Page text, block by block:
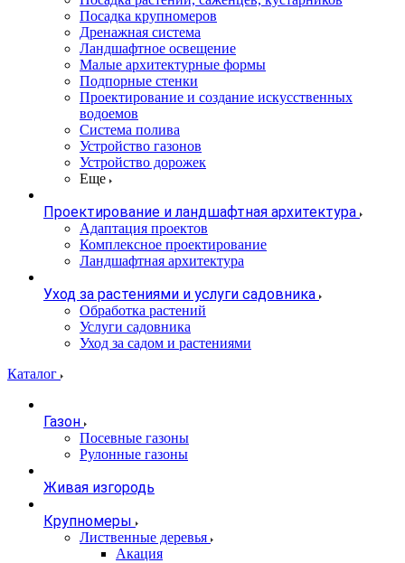
Посадка крупномеров
Дренажная система
Ландшафтное освещение
Малые архитектурные формы
Подпорные стенки
Проектирование и создание искусственных
водоемов
Система полива
Устройство газонов
Устройство дорожек
Еще
Проектирование и ландшафтная архитектура
Адаптация проектов
Комплексное проектирование
Ландшафтная архитектура
Уход за растениями и услуги садовника
Обработка растений
Услуги садовника
Уход за садом и растениями
Каталог
Газон
Посевные газоны
Рулонные газоны
Живая изгородь
Крупномеры
Лиственные деревья
Акация